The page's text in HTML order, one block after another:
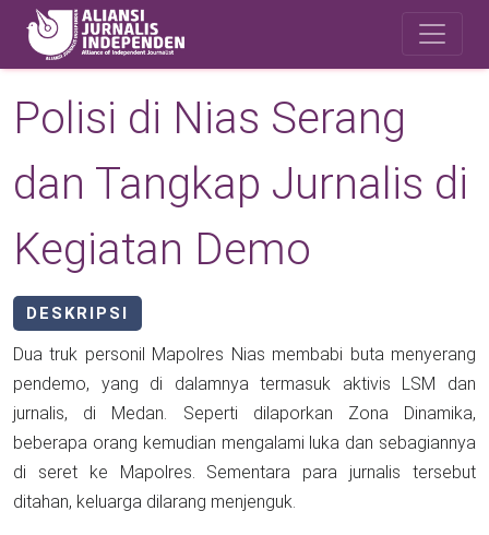
Skip to main content
Polisi di Nias Serang
dan Tangkap Jurnalis di
Kegiatan Demo
DESKRIPSI
Dua truk personil Mapolres Nias membabi buta menyerang
pendemo, yang di dalamnya termasuk aktivis LSM dan
jurnalis, di Medan. Seperti dilaporkan Zona Dinamika,
beberapa orang kemudian mengalami luka dan sebagiannya
di seret ke Mapolres. Sementara para jurnalis tersebut
ditahan, keluarga dilarang menjenguk.